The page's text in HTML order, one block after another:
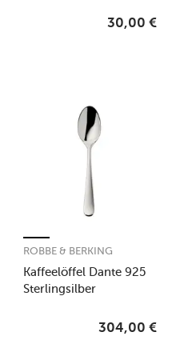
30,00 €
Kaffeelöffel Dante 925
Sterlingsilber
ROBBE & BERKING
304,00 €